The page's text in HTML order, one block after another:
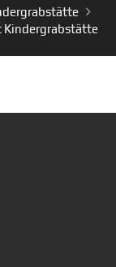
Kindergrabstätte